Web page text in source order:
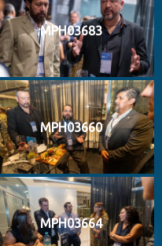
MPH03683
MPH03660
MPH03664